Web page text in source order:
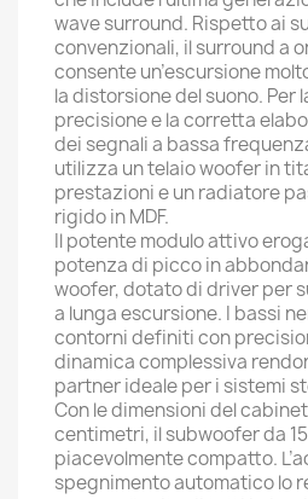
wave surround. Rispetto ai
convenzionali, il surround a
consente un’escursione
la distorsione del suono. Per
precisione e la corretta
dei segnali a bassa
utilizza un telaio woofer in
prestazioni e un radiatore
rigido in MDF.
Il potente modulo attivo
potenza di picco in
woofer, dotato di driver per
a lunga escursione. I bassi
contorni definiti con
dinamica complessiva
partner ideale per i sistemi
Con le dimensioni del
centimetri, il subwoofer da
piacevolmente compatto.
spegnimento automatico lo